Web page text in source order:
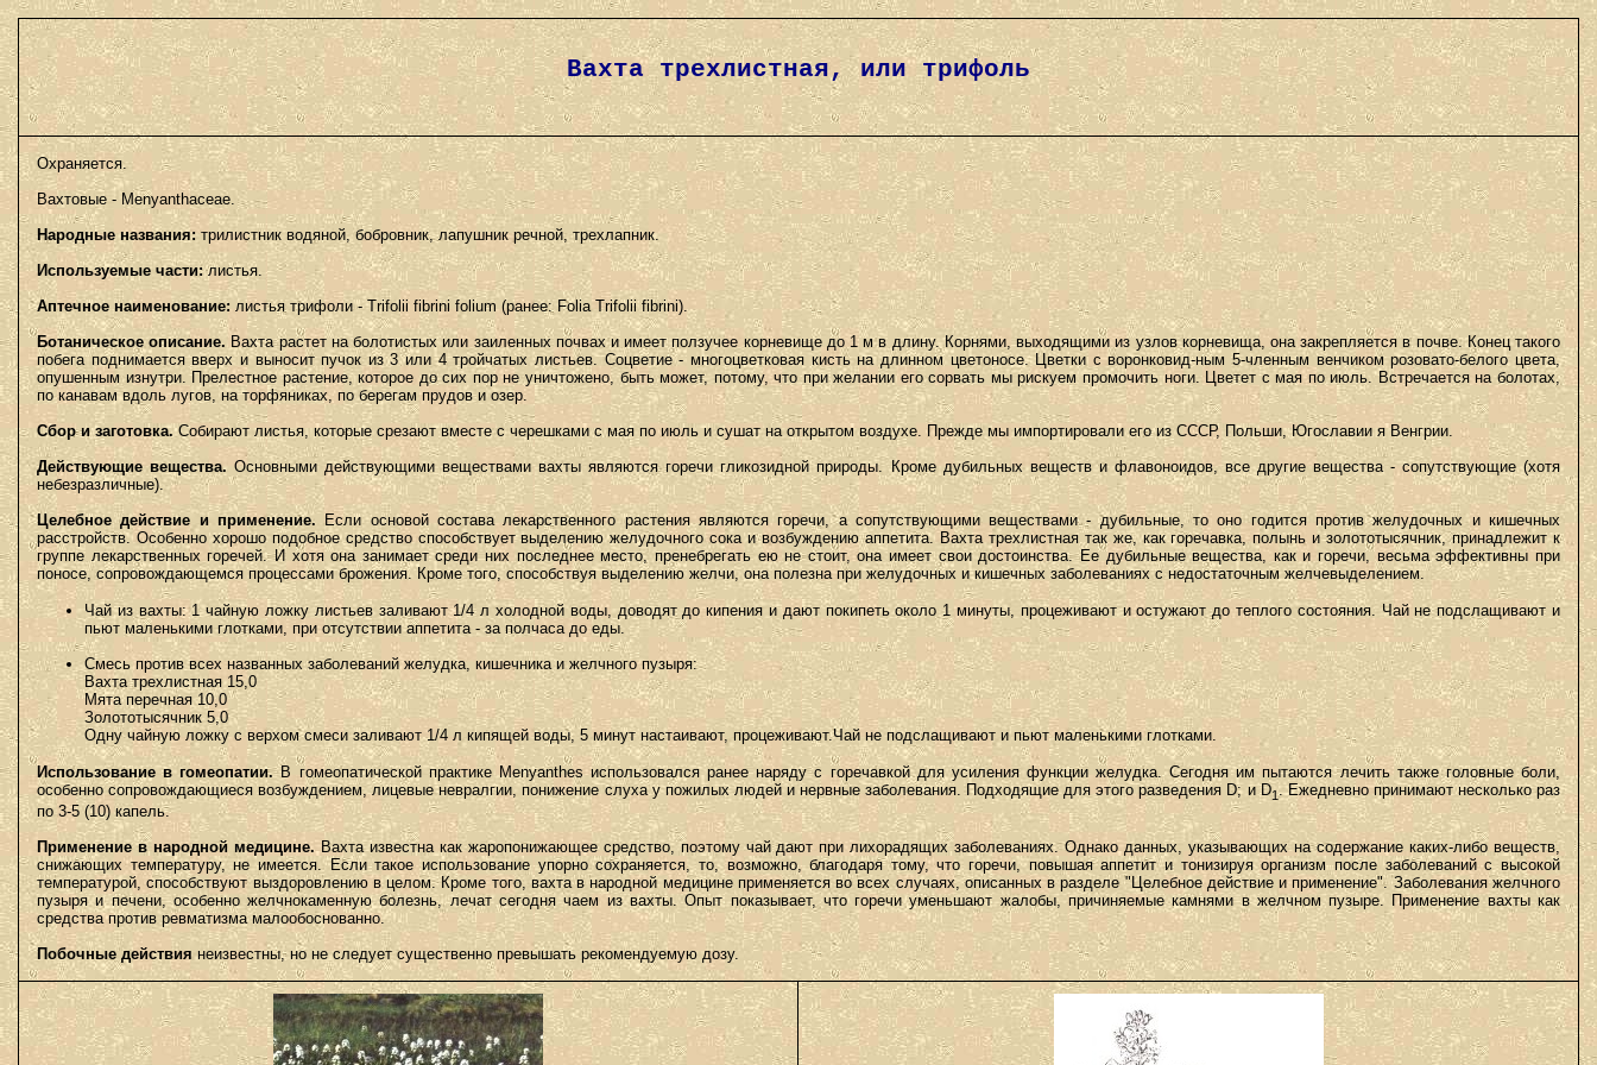
Вахта трехлистная, или трифоль
Охраняется.
Вахтовые - Menyanthaceae.
Народные названия: трилистник водяной, бобровник, лапушник речной, трехлапник.
Используемые части:листья.
Аптечное наименование: листья трифоли - Trifolii fibrini folium (ранее: Folia Trifolii fibrini).
Ботаническое описание. Вахта растет на болотистых или заиленных почвах и имеет ползучее корневище до 1 м в длину. Корнями, выходящими из узлов корневища, она закрепляется в почве. Конец такого
побега поднимается вверх и выносит пучок из 3 или 4 тройчатых листьев. Соцветие - многоцветковая кисть на длинном цветоносе. Цветки с воронковид-ным 5-членным венчиком розовато-белого цвета,
опушенным изнутри. Прелестное растение, которое до сих пор не уничтожено, быть может, потому, что при желании его сорвать мы рискуем промочить ноги. Цветет с мая по июль. Встречается на болотах,
по канавам вдоль лугов, на торфяниках, по берегам прудов и озер.
Сбор и заготовка.Собирают листья, которые срезают вместе с черешками с мая по июль и сушат на открытом воздухе. Прежде мы импортировали его из СССР, Польши, Югославии я Венгрии.
Действующие вещества. Основными действующими веществами вахты являются горечи гликозидной природы. Кроме дубильных веществ и флавоноидов, все другие вещества - сопутствующие (хотя
небезразличные).
Целебное действие и применение. Если основой состава лекарственного растения являются горечи, а сопутствующими веществами - дубильные, то оно годится против желудочных и кишечных
расстройств. Особенно хорошо подобное средство способствует выделению желудочного сока и возбуждению аппетита. Вахта трехлистная так же, как горечавка, полынь и золототысячник, принадлежит к
группе лекарственных горечей. И хотя она занимает среди них последнее место, пренебрегать ею не стоит, она имеет свои достоинства. Ее дубильные вещества, как и горечи, весьма эффективны при
поносе, сопровождающемся процессами брожения. Кроме того, способствуя выделению желчи, она полезна при желудочных и кишечных заболеваниях с недостаточным желчевыделением.
Чай из вахты: 1 чайную ложку листьев заливают 1/4 л холодной воды, доводят до кипения и дают покипеть около 1 минуты, процеживают и остужают до теплого состояния. Чай не подслащивают и
пьют маленькими глотками, при отсутствии аппетита - за полчаса до еды.
Смесь против всех названных заболеваний желудка, кишечника и желчного пузыря:
Вахта трехлистная 15,0
Мята перечная 10,0
Золототысячник 5,0
Одну чайную ложку с верхом смеси заливают 1/4 л кипящей воды, 5 минут настаивают, процеживают.Чай не подслащивают и пьют маленькими глотками.
Использование в гомеопатии.В гомеопатической практике Menyanthes использовался ранее наряду с горечавкой для усиления функции желудка. Сегодня им пытаются лечить также головные боли,
особенно сопровождающиеся возбуждением, лицевые невралгии, понижение слуха у пожилых людей и нервные заболевания. Подходящие для этого разведения D; и D1. Ежедневно принимают несколько раз
по 3-5 (10) капель.
Применение в народной медицине.Вахта известна как жаропонижающее средство, поэтому чай дают при лихорадящих заболеваниях. Однако данных, указывающих на содержание каких-либо веществ,
снижающих температуру, не имеется. Если такое использование упорно сохраняется, то, возможно, благодаря тому, что горечи, повышая аппетит и тонизируя организм после заболеваний с высокой
температурой, способствуют выздоровлению в целом. Кроме того, вахта в народной медицине применяется во всех случаях, описанных в разделе "Целебное действие и применение". Заболевания желчного
пузыря и печени, особенно желчнокаменную болезнь, лечат сегодня чаем из вахты. Опыт показывает, что горечи уменьшают жалобы, причиняемые камнями в желчном пузыре. Применение вахты как
средства против ревматизма малообоснованно.
Побочные действия неизвестны, но не следует существенно превышать рекомендуемую дозу.